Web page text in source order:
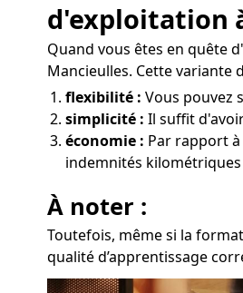
d'exploitation
Quand vous êtes en quête
Mancieulles. Cette variante
flexibilité : Vous pouvez
simplicité : Il suffit
économie : Par rapport
indemnités kilométriques
À noter :
Toutefois, même si la
qualité d’apprentissage